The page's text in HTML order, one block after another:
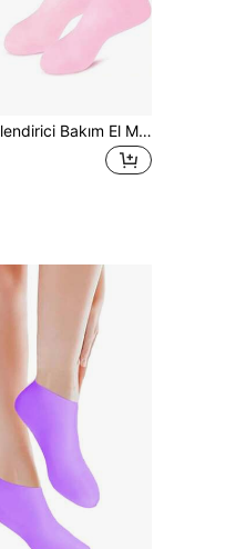
Silikon Nemlendirici Bakım El Maskesi ve Ayak Maskesi Jeli, Esansiyel Yağ Besleyici Eldivenler ve Çoraplar, Tırnak Eti Temizleyici, Nemlendirici